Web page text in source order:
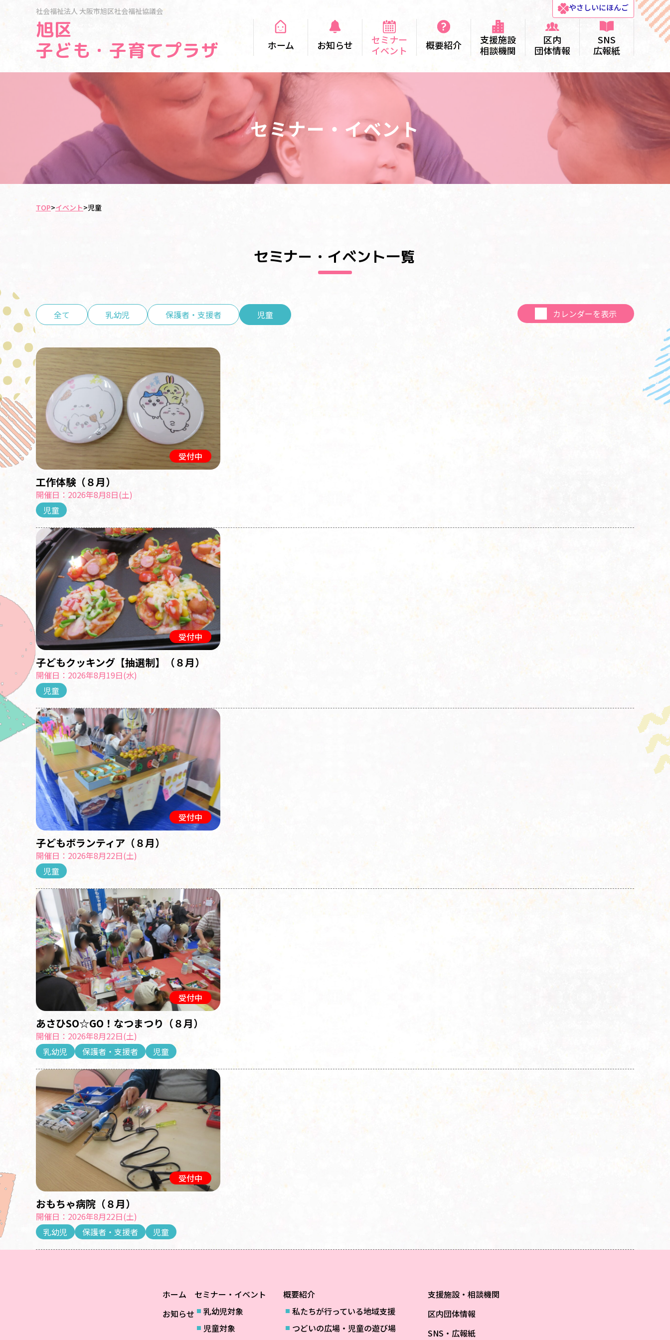
社会福祉法人 大阪市旭区社会福祉協議会
旭区
子ども・子育てプラザ
やさしいにほんご
ホーム お知らせ
セミナー
イベント
概要紹介
支援施設
相談機関
区内
団体情報
SNS
広報紙
セミナー・イベント
TOP>イベント>児童
セミナー・イベント一覧
全て 乳幼児 保護者・支援者 児童 カレンダーを表示
受付中
工作体験（８月）
開催日：2026年8月8日(土)
児童
受付中
子どもクッキング【抽選制】（８月）
開催日：2026年8月19日(水)
児童
受付中
子どもボランティア（８月）
開催日：2026年8月22日(土)
児童
受付中
あさひSO☆GO！なつまつり（８月）
開催日：2026年8月22日(土)
乳幼児
保護者・支援者 児童
受付中
おもちゃ病院（８月）
開催日：2026年8月22日(土)
乳幼児
保護者・支援者 児童
ホーム
お知らせ
セミナー・イベント
乳幼児対象
児童対象
概要紹介
私たちが行っている地域支援
つどいの広場・児童の遊び場
支援施設・相談機関
区内団体情報
SNS・広報紙